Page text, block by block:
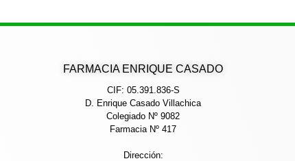
FARMACIA ENRIQUE CASADO
CIF: 05.391.836-S
D. Enrique Casado Villachica
Colegiado Nº 9082
Farmacia Nº 417
Dirección: